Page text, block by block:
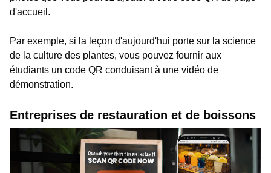
d'accueil.
Par exemple, si la leçon d'aujourd'hui porte sur la science
de la culture des plantes, vous pouvez fournir aux
étudiants un code QR conduisant à une vidéo de
démonstration.
Entreprises de restauration et de boissons